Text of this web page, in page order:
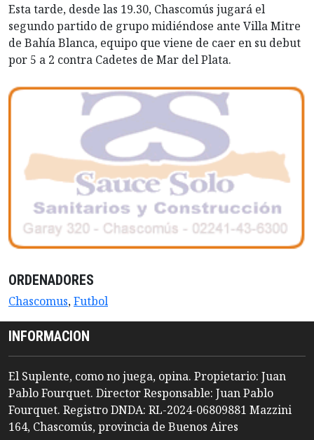
Esta tarde, desde las 19.30, Chascomús jugará el
segundo partido de grupo midiéndose ante Villa Mitre
de Bahía Blanca, equipo que viene de caer en su debut
por 5 a 2 contra Cadetes de Mar del Plata.
ORDENADORES
Chascomus,Futbol
INFORMACION
El Suplente, como no juega, opina. Propietario: Juan
Pablo Fourquet. Director Responsable: Juan Pablo
Fourquet. Registro DNDA: RL-2024-06809881 Mazzini
164, Chascomús, provincia de Buenos Aires